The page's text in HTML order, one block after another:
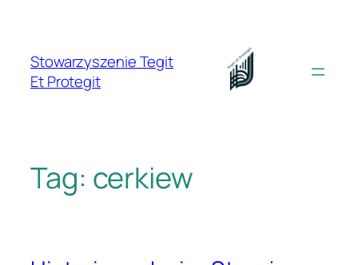
treściStowarzyszenie Tegit
Et Protegit
Tag: cerkiew